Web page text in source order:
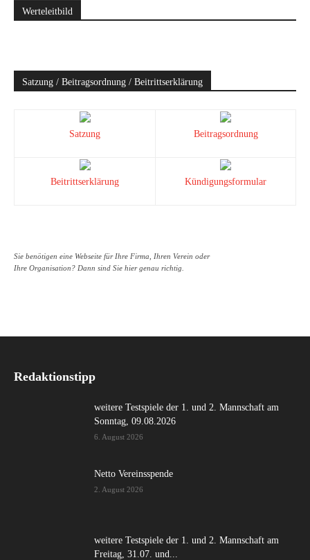
Werteleitbild
Satzung / Beitragsordnung / Beitrittserklärung
Satzung Beitragsordnung
Beitrittserklärung Kündigungsformular
Sie benötigen eine Webseite für Ihre Firma, Ihren Verein oder
Ihre Organisation? Dann sind Sie hier genau richtig.
Redaktionstipp
weitere Testspiele der 1. und 2. Mannschaft am
Sonntag, 09.08.2026
6. August 2026
Netto Vereinsspende
2. August 2026
weitere Testspiele der 1. und 2. Mannschaft am
Freitag, 31.07. und...